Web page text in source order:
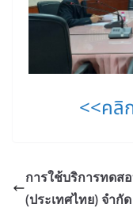
<<คลิ
การใช้บริการทด
(ประเทศไทย) จำกัด